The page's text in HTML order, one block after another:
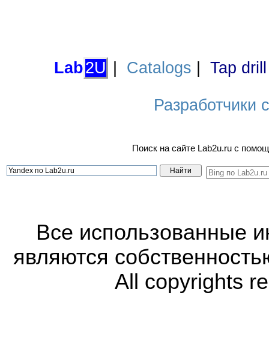
Lab2U Catalogs Tap
Разработчики
Поиск на сайте Lab2u.ru с
Все использованные
являются
All copyrights